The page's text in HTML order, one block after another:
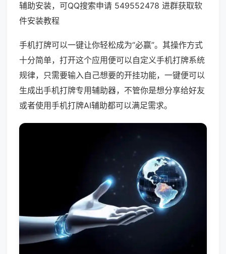
辅助安装，可QQ搜索申请 549552478 进群获取软
件安装教程
手机打牌可以一键让你轻松成为“必赢”。其操作方式
十分简单，打开这个应用便可以自定义手机打牌系统
规律，只需要输入自己想要的开挂功能，一键便可以
生成出手机打牌专用辅助器，不管你是想分享给好友
或者使用手机打牌AI辅助都可以满足需求。